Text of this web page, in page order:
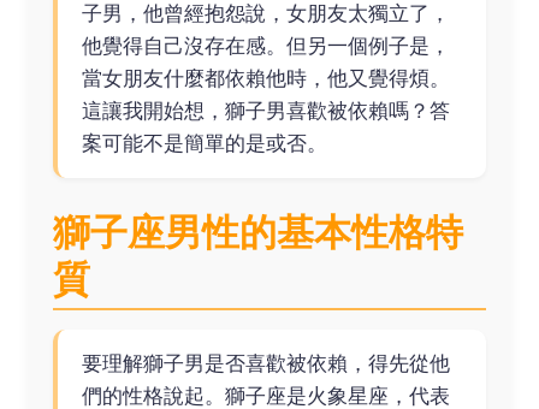
子男，他曾經抱怨說，女朋友太獨立了，
他覺得自己沒存在感。但另一個例子是，
當女朋友什麼都依賴他時，他又覺得煩。
這讓我開始想，獅子男喜歡被依賴嗎？答
案可能不是簡單的是或否。
獅子座男性的基本性格特
質
要理解獅子男是否喜歡被依賴，得先從他
們的性格說起。獅子座是火象星座，代表